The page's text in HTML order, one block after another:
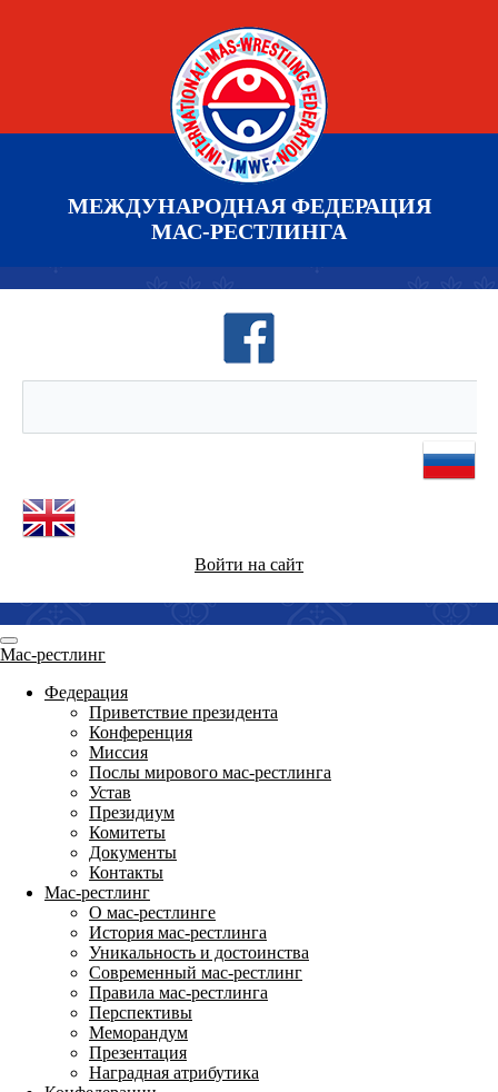
МЕЖДУНАРОДНАЯ ФЕДЕРАЦИЯ
МАС-РЕСТЛИНГА
Войти на сайт
Мас-рестлинг
Федерация
Приветствие президента
Конференция
Миссия
Послы мирового мас-рестлинга
Устав
Президиум
Комитеты
Документы
Контакты
Мас-рестлинг
О мас-рестлинге
История мас-рестлинга
Уникальность и достоинства
Современный мас-рестлинг
Правила мас-рестлинга
Перспективы
Меморандум
Презентация
Наградная атрибутика